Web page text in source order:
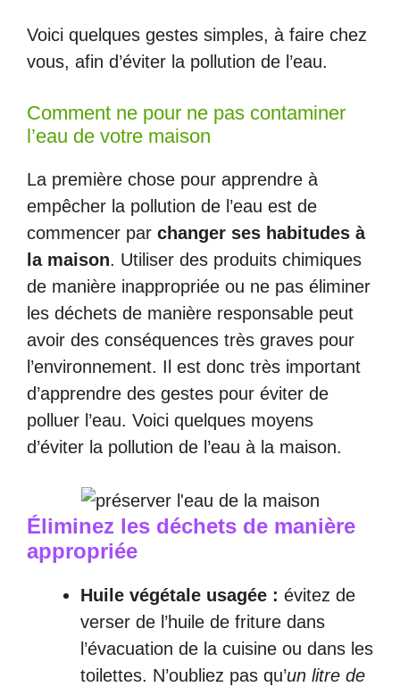
Voici quelques gestes simples, à faire chez
vous, afin d’éviter la pollution de l’eau.
Comment ne pour ne pas contaminer
l’eau de votre maison
La première chose pour apprendre à
empêcher la pollution de l’eau est de
commencer par changer ses habitudes à
la maison. Utiliser des produits chimiques
de manière inappropriée ou ne pas éliminer
les déchets de manière responsable peut
avoir des conséquences très graves pour
l’environnement. Il est donc très important
d’apprendre des gestes pour éviter de
polluer l’eau. Voici quelques moyens
d’éviter la pollution de l’eau à la maison.
Éliminez les déchets de manière
appropriée
Huile végétale usagée : évitez de
verser de l’huile de friture dans
l’évacuation de la cuisine ou dans les
toilettes. N’oubliez pas qu’un litre de